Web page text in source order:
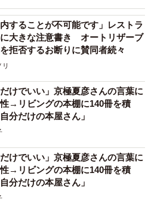
5/6
指を入れると嫌がった＝無重力猫ミ
供
けっこに参戦したというくう
お家さんは5匹の先住猫を飼って
仲間に加わることができて良
内することが不可能です」レストラ
大きな注意書き オートリザーブ
拒否するお断りに賛同者続々
だけでいい」京極夏彦さんの言葉に
→リビングの本棚に140冊を積
分だけの本屋さん」
だけでいい」京極夏彦さんの言葉に
→リビングの本棚に140冊を積
分だけの本屋さん」